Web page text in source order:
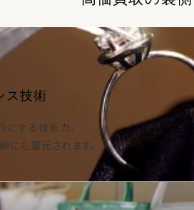
ス技術
にする技術力。
にも還元されます。